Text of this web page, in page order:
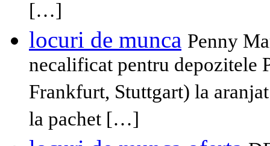
[…]
locuri de munca Penny
necalificat pentru depozitele
Frankfurt, Stuttgart) la
la pachet […]